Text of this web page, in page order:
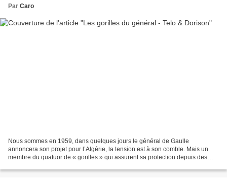
Par Caro
Nous sommes en 1959, dans quelques jours le général de Gaulle
annoncera son projet pour l’Algérie, la tension est à son comble. Mais un
membre du quatuor de « gorilles » qui assurent sa protection depuis des